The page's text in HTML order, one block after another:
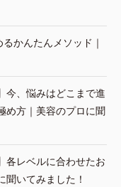
かんたんメソッド｜
今、悩みはどこまで進
め方｜美容のプロに聞
各レベルに合わせたお
いてみました！